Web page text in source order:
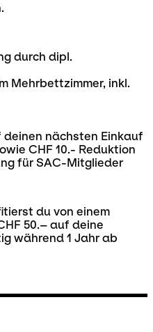
durch dipl.
Mehrbettzimmer, inkl.
deinen nächsten Einkauf
CHF 10.- Reduktion
für SAC-Mitglieder
du von einem
50.– auf deine
während 1 Jahr ab